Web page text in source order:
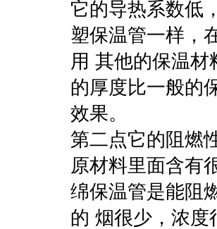
它的导热系数低
塑保温管一样，
用 其他的保温
的厚度比一般的
效果。
第二点它的阻燃
原材料里面含有
绵保温管是能阻
的 烟很少，浓度